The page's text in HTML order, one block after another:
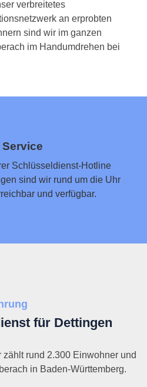
verbreitetes
an erprobten
sind wir im ganzen
im Handumdrehen bei
Schlüsseldienst-Hotline
sind wir rund um die Uhr
und verfügbar.
für Dettingen
zählt rund 2.300 Einwohner und
in Baden-Württemberg.